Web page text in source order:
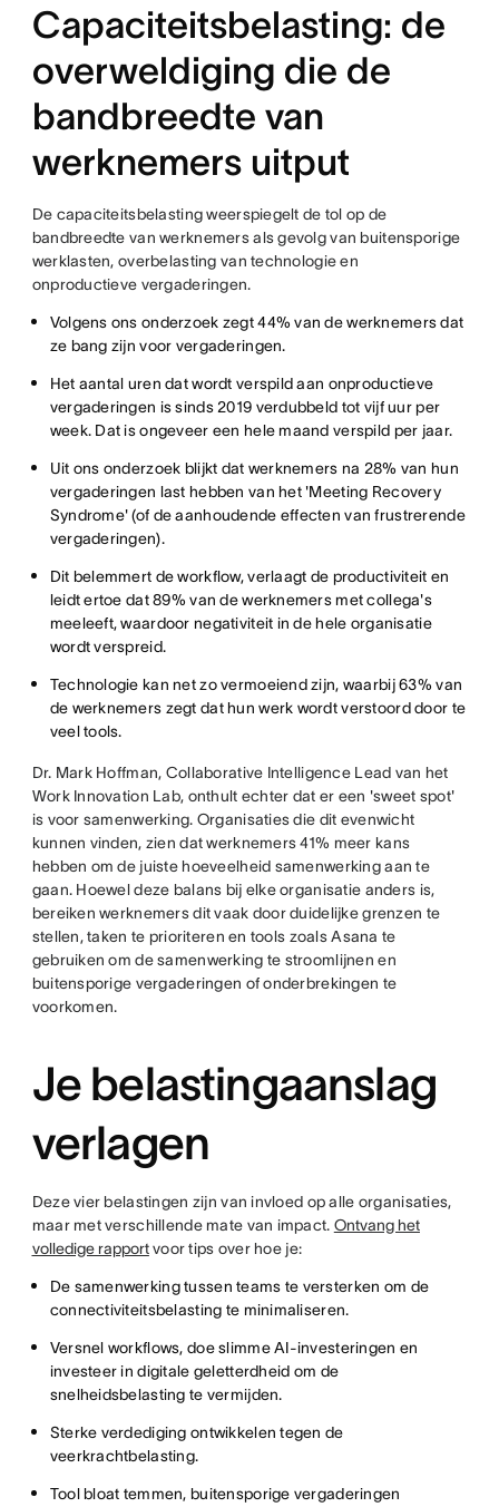
Capaciteitsbelasting: de
overweldiging die de
bandbreedte van
werknemers uitput
De capaciteitsbelasting weerspiegelt de tol op de
bandbreedte van werknemers als gevolg van buitensporige
werklasten, overbelasting van technologie en
onproductieve vergaderingen.
Volgens ons onderzoek zegt 44% van de werknemers dat
ze bang zijn voor vergaderingen.
Het aantal uren dat wordt verspild aan onproductieve
vergaderingen is sinds 2019 verdubbeld tot vijf uur per
week. Dat is ongeveer een hele maand verspild per jaar.
Uit ons onderzoek blijkt dat werknemers na 28% van hun
vergaderingen last hebben van het 'Meeting Recovery
Syndrome' (of de aanhoudende effecten van frustrerende
vergaderingen).
Dit belemmert de workflow, verlaagt de productiviteit en
leidt ertoe dat 89% van de werknemers met collega's
meeleeft, waardoor negativiteit in de hele organisatie
wordt verspreid.
Technologie kan net zo vermoeiend zijn, waarbij 63% van
de werknemers zegt dat hun werk wordt verstoord door te
veel tools.
Dr. Mark Hoffman, Collaborative Intelligence Lead van het
Work Innovation Lab, onthult echter dat er een 'sweet spot'
is voor samenwerking. Organisaties die dit evenwicht
kunnen vinden, zien dat werknemers 41% meer kans
hebben om de juiste hoeveelheid samenwerking aan te
gaan. Hoewel deze balans bij elke organisatie anders is,
bereiken werknemers dit vaak door duidelijke grenzen te
stellen, taken te prioriteren en tools zoals Asana te
gebruiken om de samenwerking te stroomlijnen en
buitensporige vergaderingen of onderbrekingen te
voorkomen.
Je belastingaanslag
verlagen
Deze vier belastingen zijn van invloed op alle organisaties,
maar met verschillende mate van impact. Ontvang het
volledige rapportvoor tips over hoe je:
De samenwerking tussen teams te versterken om de
connectiviteitsbelasting te minimaliseren.
Versnel workflows, doe slimme AI-investeringen en
investeer in digitale geletterdheid om de
snelheidsbelasting te vermijden.
Sterke verdediging ontwikkelen tegen de
veerkrachtbelasting.
Tool bloat temmen, buitensporige vergaderingen